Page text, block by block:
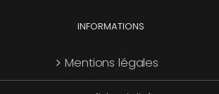
options
être
INFORMATIONS
Mentions légales